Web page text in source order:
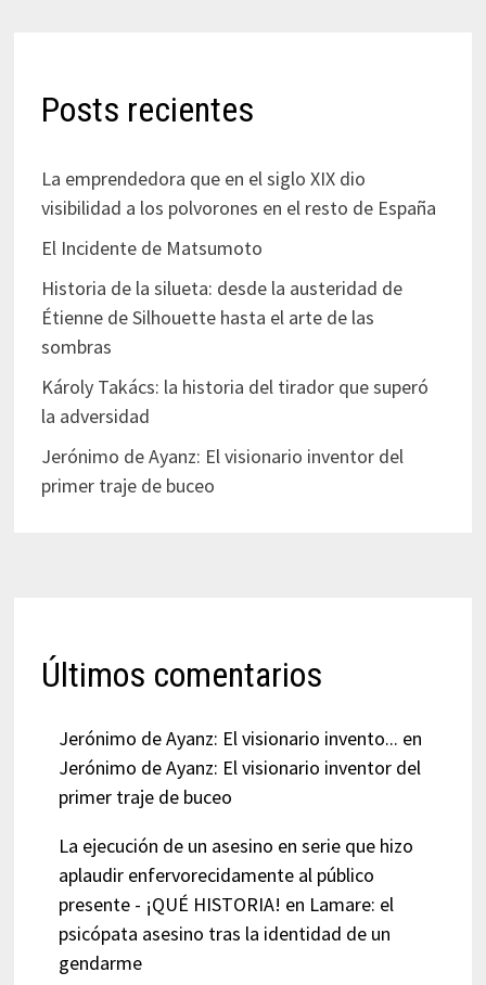
Posts recientes
La emprendedora que en el siglo XIX dio
visibilidad a los polvorones en el resto de España
El Incidente de Matsumoto
Historia de la silueta: desde la austeridad de
Étienne de Silhouette hasta el arte de las
sombras
Károly Takács: la historia del tirador que superó
la adversidad
Jerónimo de Ayanz: El visionario inventor del
primer traje de buceo
Últimos comentarios
Jerónimo de Ayanz: El visionario invento... en
Jerónimo de Ayanz: El visionario inventor del
primer traje de buceo
La ejecución de un asesino en serie que hizo
aplaudir enfervorecidamente al público
presente - ¡QUÉ HISTORIA! en Lamare: el
psicópata asesino tras la identidad de un
gendarme